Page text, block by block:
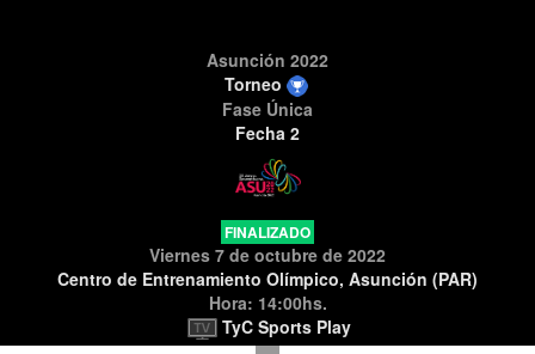
Asunción 2022
Torneo
Fase Única
Fecha 2
FINALIZADO
Viernes 7 de octubre de 2022
Centro de Entrenamiento Olímpico, Asunción (PAR)
Hora: 14:00hs.
TyC Sports Play